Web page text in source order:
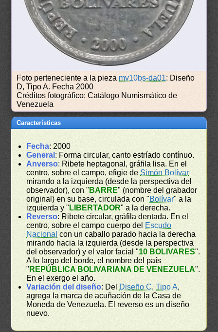
Foto perteneciente a la pieza mv10bs-da01: Diseño
D, Tipo A. Fecha 2000
Créditos fotográfico: Catálogo Numismático de
Venezuela
Características
Fecha: 2000
General : Forma circular, canto estríado contínuo.
Anverso: Ribete heptagonal, gráfila lisa. En el
centro, sobre el campo, efigie deSimón Bolívar
mirando a la izquierda (desde la perspectiva del
observador), con " BARRE" (nombre del grabador
original) en su base, circulada con "Bolívar" a la
izquierda y " LIBERTADOR" a la derecha.
Reverso: Ribete circular, gráfila dentada. En el
centro, sobre el campo cuerpo del Escudo
Nacional con un caballo parado hacia la derecha
mirando hacia la izquierda (desde la perspectiva
del observador) y el valor facial "10 BOLIVARES".
A lo largo del borde, el nombre del país
" REPÚBLICA BOLIVARIANA DE VENEZUELA".
En el exergo el año.
Variación del diseño: Del Diseño C,Tipo A,
agrega la marca de acuñación de la Casa de
Moneda de Venezuela. El reverso es un diseño
nuevo.